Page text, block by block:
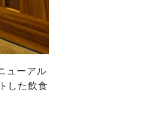
ューアル
した飲食